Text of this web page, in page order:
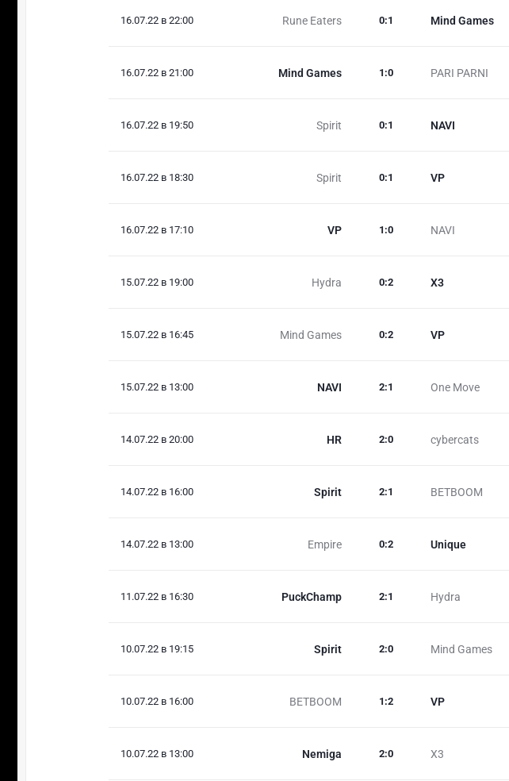
16.07.22 в 22:00 Rune Eaters Mind Games
0:1
16.07.22 в 21:00 Mind Games PARI PARNI
1 :0
16.07.22 в 19:50 Spirit NAVI
0:1
16.07.22 в 18:30 Spirit VP
0:1
16.07.22 в 17:10 VP NAVI
1 :0
15.07.22 в 19:00 Hydra X3
0:2
15.07.22 в 16:45 Mind Games VP
0:2
15.07.22 в 13:00 NAVI One Move
2:1
14.07.22 в 20:00 HR cybercats
2:0
14.07.22 в 16:00 Spirit BETBOOM
2:1
14.07.22 в 13:00 Empire Unique
0:2
11.07.22 в 16:30 PuckChamp Hydra
2:1
10.07.22 в 19:15 Spirit Mind Games
2:0
10.07.22 в 16:00 BETBOOM VP
1 :2
10.07.22 в 13:00 Nemiga X3
2:0